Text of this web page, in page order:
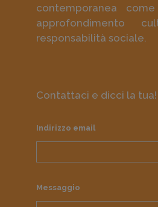
contemporanea
approfondimento
responsabilità sociale.
Contattaci e dicci la tua!
Indirizzo email
Messaggio